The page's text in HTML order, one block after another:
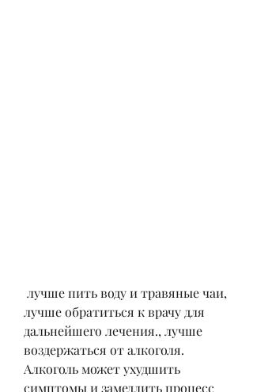
лучше обратиться к врачу для
дальнейшего лечения., лучше
воздержаться от алкоголя.
Алкоголь может ухудшить
симптомы и замедлить процесс